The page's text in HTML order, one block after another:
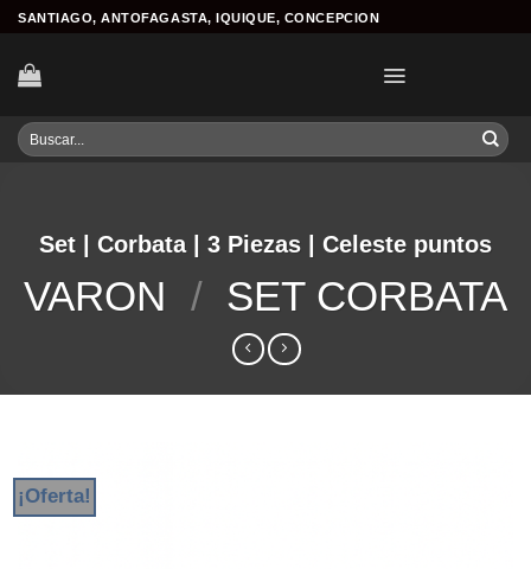
Skip
content
SANTIAGO, ANTOFAGASTA, IQUIQUE, CONCEPCION
Buscar
por:
Set | Corbata | 3 Piezas | Celeste puntos
VARON / SET CORBATA
¡Oferta!